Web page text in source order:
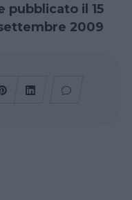
pubblicato il 15
2009